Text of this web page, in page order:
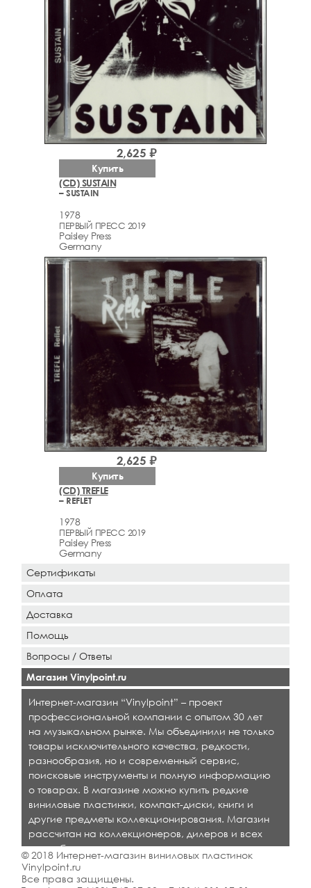
(CD) SUSTAIN
– SUSTAIN
1978
ПЕРВЫЙ ПРЕСС 2019
Paisley Press
Germany
2,625 ₽
Купить
(CD) TREFLE
– REFLET
1978
ПЕРВЫЙ ПРЕСС 2019
Paisley Press
Germany
2,625 ₽
Купить
Сертификаты
Оплата
Доставка
Помощь
Вопросы / Ответы
Магазин Vinylpoint.ru
Интернет-магазин “Vinylpoint” – проект
профессиональной компании с опытом 30 лет
на музыкальном рынке. Мы объединили не только
товары исключительного качества, редкости,
разнообразия, но и современный сервис,
поисковые инструменты и полную информацию
о товарах. В магазине можно купить редкие
виниловые пластинки, компакт-диски, книги и
другие предметы коллекционирования. Магазин
рассчитан на коллекционеров, дилеров и всех
кто любит качественную музыку.
© 2018 Интернет-магазин виниловых пластинок
Vinylpoint.ru
Все права защищены.